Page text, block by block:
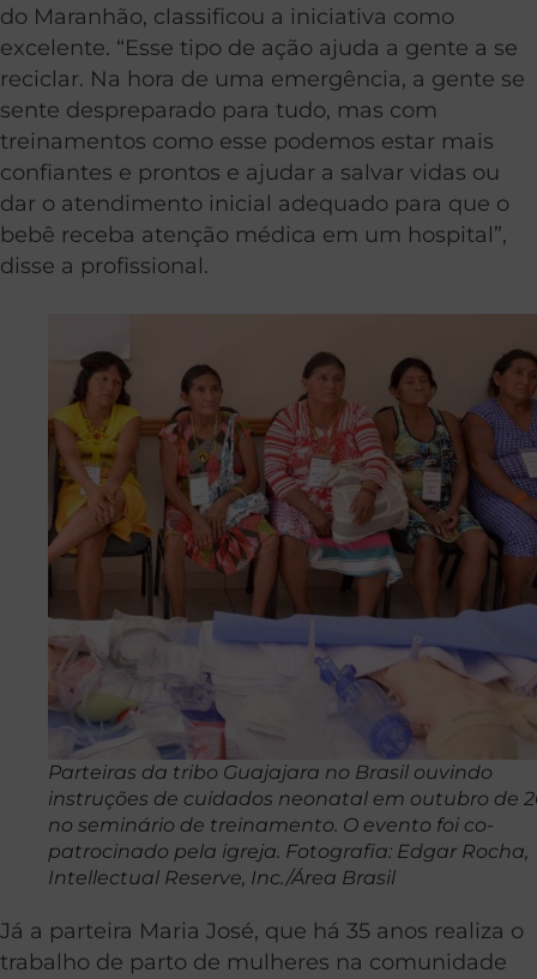
do Maranhão, classificou a iniciativa como
excelente. “Esse tipo de ação ajuda a gente a se
reciclar. Na hora de uma emergência, a gente se
sente despreparado para tudo, mas com
treinamentos como esse podemos estar mais
confiantes e prontos e ajudar a salvar vidas ou
dar o atendimento inicial adequado para que o
bebê receba atenção médica em um hospital”,
disse a profissional.
Parteiras da tribo Guajajara no Brasil ouvindo
instruções de cuidados neonatal em outubro de
no seminário de treinamento. O evento foi co-
patrocinado pela igreja. Fotografia: Edgar Rocha,
Intellectual Reserve, Inc./Área Brasil
Já a parteira Maria José, que há 35 anos realiza o
trabalho de parto de mulheres na comunidade